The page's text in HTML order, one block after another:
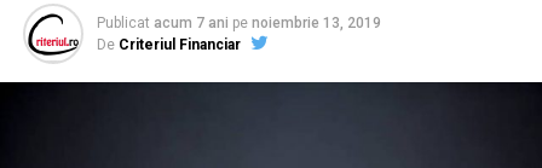
Publicat acum 7 ani pe noiembrie 13, 2019
De Criteriul Financiar